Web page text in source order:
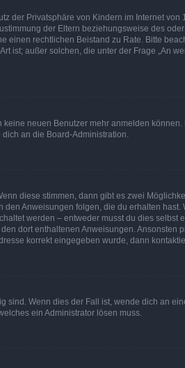
der Privatsphäre von Kindern im Internet
der Eltern beziehungsweise des
rechtlichen Beistand zu Rate. Bitte
ist; außer solchen, die unter der Frage „An
neuen Benutzer mehr anmelden
an die Board-Administration.
diese stimmen, dann gibt es zwei
Anweisungen folgen, die du erhalten
werden – entweder musst du dies selbst
dort enthaltenen Anweisungen. Ansonsten
korrekt eingegeben wurde, dann
Wenn dies der Fall ist, wende dich an
ein Administrator lösen muss.